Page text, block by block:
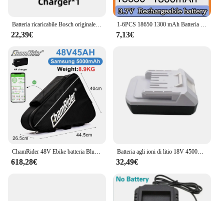
Batteria ricaricabile Bosch originale 18V 8.0Ah 100%, adatta per batteria di alimentazione 5C ad alta potenza tool BAT609 BAT618 GBA18V80 21700
22,39€
1-6PCS 18650 1300 mAh Batteria al litio Batteria ricaricabile da 3,7 V Vendite del produttore di batterie
7,13€
ChamRider 48V Ebike batteria Bluetooth Smart BMS 21700 Cell 52V triangolo 45AH enorme capacità 1500W 2000W Super potente Bafang
618,28€
Batteria agli ioni di litio 18V 4500mAh per batterie di ricambio Makita BL1813G BL1811G BL1815G HP457D DF457D 196366-5 utensili elettrici
32,49€